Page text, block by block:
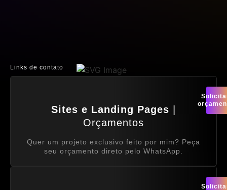
Links de contato
Sites e Landing Pages
Orçamentos
Quer um projeto exclusivo feito por mim? Peça
seu orçamento direto pelo WhatsApp.